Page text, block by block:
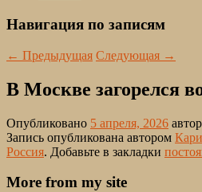
Навигация по записям
← Предыдущая Следующая →
В Москве загорелся
Опубликовано 5 апреля, 2026
Запись опубликована автором
Россия. Добавьте в закладки
More from my site